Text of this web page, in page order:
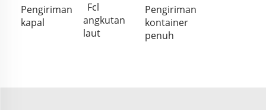
Pengiriman
kapal
Fcl
angkutan
laut
Pengiriman
kontainer
penuh